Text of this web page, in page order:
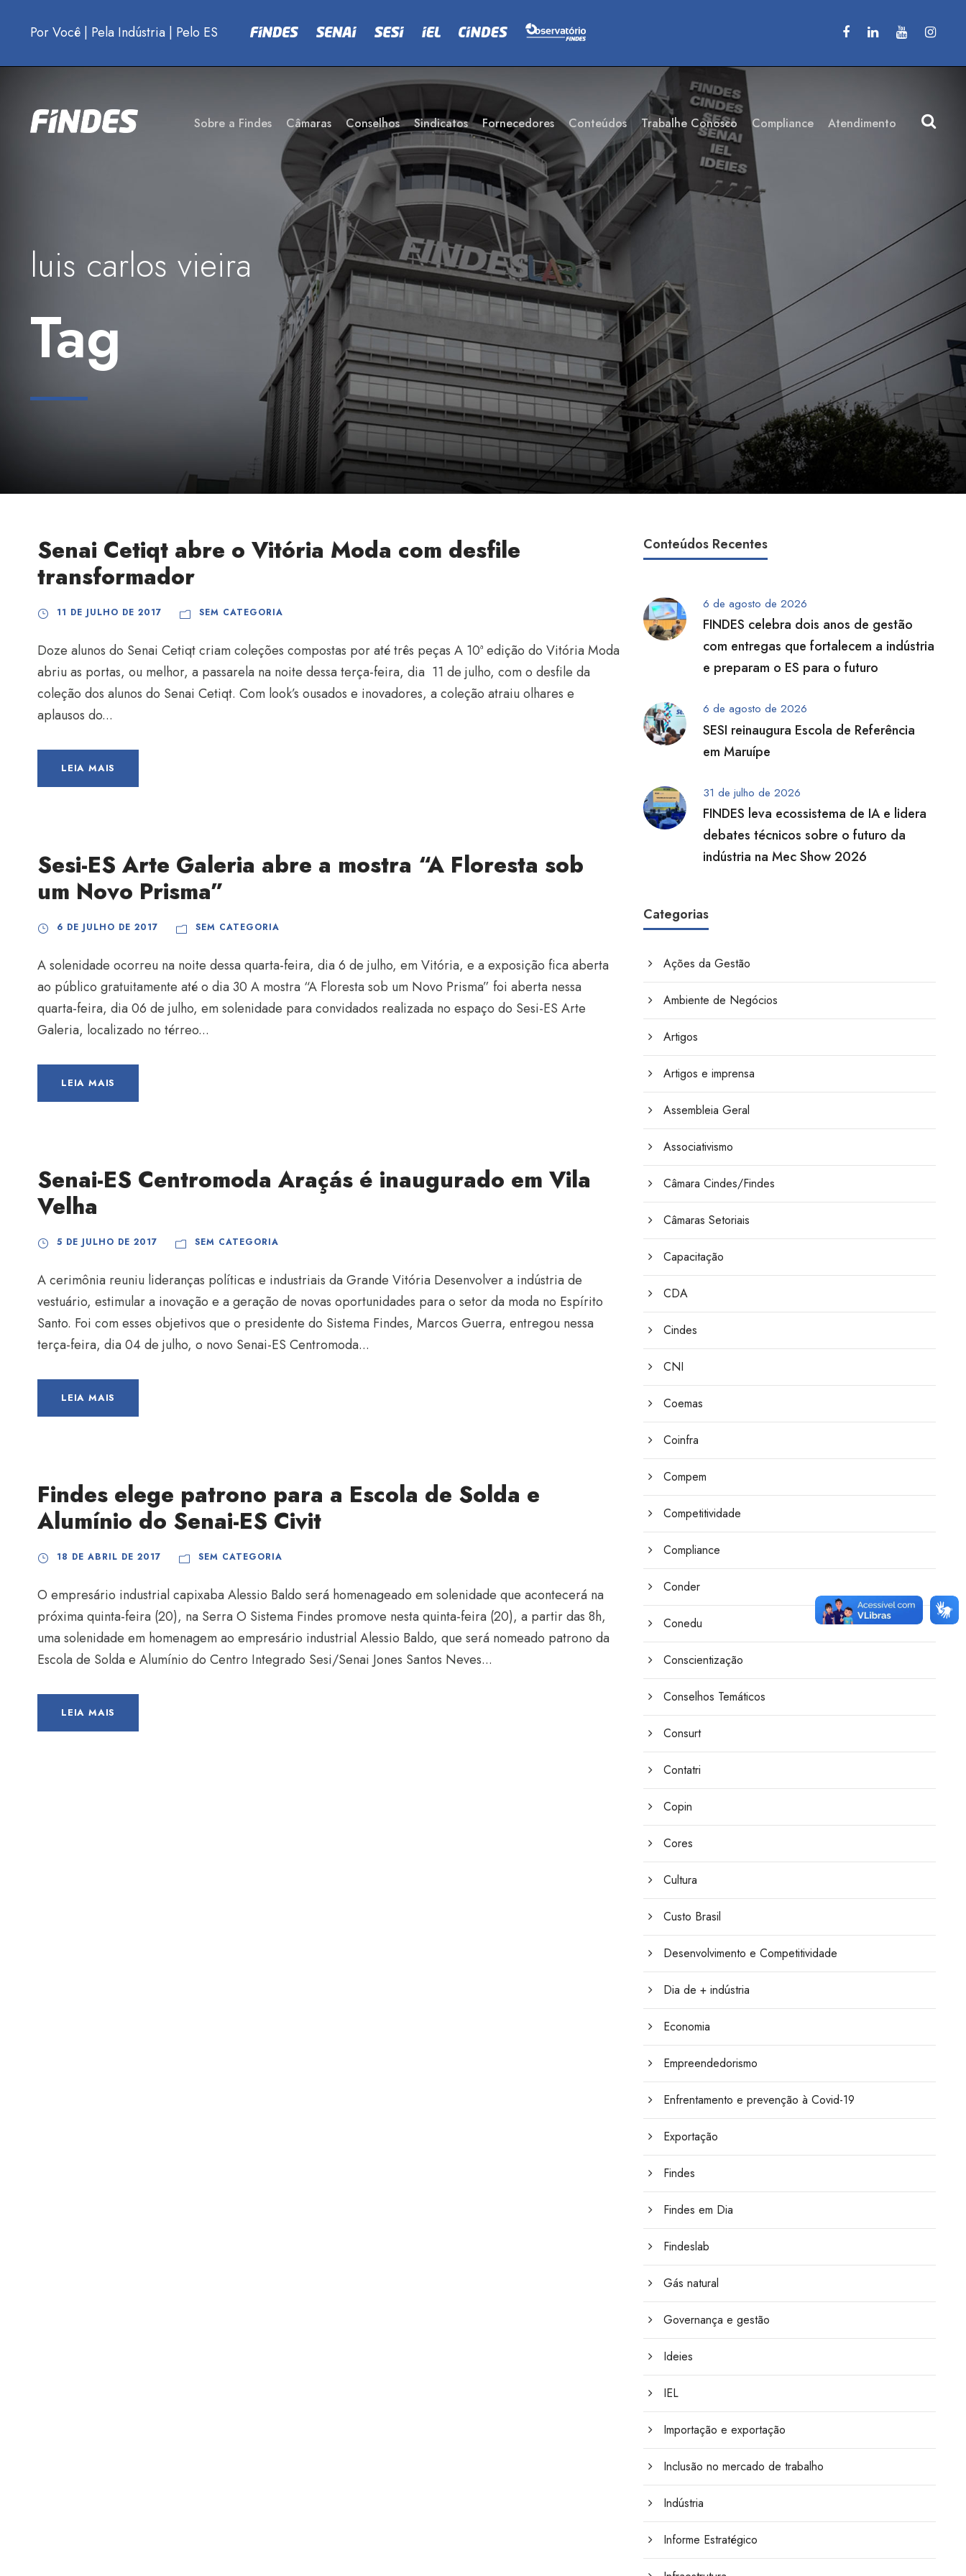
Por Você | Pela Indústria | Pelo ES
Sobre a Findes Câmaras Conselhos Sindicatos Fornecedores Conteúdos Trabalhe Conosco Compliance Atendimento
luis carlos vieira
Tag
Senai Cetiqt abre o Vitória Moda com desfile
transformador
11 DE JULHO DE 2017 SEM CATEGORIA
Doze alunos do Senai Cetiqt criam coleções compostas por até três peças A 10ª edição do Vitória Moda
abriu as portas, ou melhor, a passarela na noite dessa terça-feira, dia 11 de julho, com o desfile da
coleção dos alunos do Senai Cetiqt. Com look’s ousados e inovadores, a coleção atraiu olhares e
aplausos do...
LEIA MAIS
Sesi-ES Arte Galeria abre a mostra “A Floresta sob
um Novo Prisma”
6 DE JULHO DE 2017 SEM CATEGORIA
A solenidade ocorreu na noite dessa quarta-feira, dia 6 de julho, em Vitória, e a exposição fica aberta
ao público gratuitamente até o dia 30 A mostra “A Floresta sob um Novo Prisma” foi aberta nessa
quarta-feira, dia 06 de julho, em solenidade para convidados realizada no espaço do Sesi-ES Arte
Galeria, localizado no térreo...
LEIA MAIS
Senai-ES Centromoda Araçás é inaugurado em Vila
Velha
5 DE JULHO DE 2017 SEM CATEGORIA
A cerimônia reuniu lideranças políticas e industriais da Grande Vitória Desenvolver a indústria de
vestuário, estimular a inovação e a geração de novas oportunidades para o setor da moda no Espírito
Santo. Foi com esses objetivos que o presidente do Sistema Findes, Marcos Guerra, entregou nessa
terça-feira, dia 04 de julho, o novo Senai-ES Centromoda...
LEIA MAIS
Findes elege patrono para a Escola de Solda e
Alumínio do Senai-ES Civit
18 DE ABRIL DE 2017 SEM CATEGORIA
O empresário industrial capixaba Alessio Baldo será homenageado em solenidade que acontecerá na
próxima quinta-feira (20), na Serra O Sistema Findes promove nesta quinta-feira (20), a partir das 8h,
uma solenidade em homenagem ao empresário industrial Alessio Baldo, que será nomeado patrono da
Escola de Solda e Alumínio do Centro Integrado Sesi/Senai Jones Santos Neves...
LEIA MAIS
Conteúdos Recentes
6 de agosto de 2026
FINDES celebra dois anos de gestão
com entregas que fortalecem a indústria
e preparam o ES para o futuro
6 de agosto de 2026
SESI reinaugura Escola de Referência
em Maruípe
31 de julho de 2026
FINDES leva ecossistema de IA e lidera
debates técnicos sobre o futuro da
indústria na Mec Show 2026
Categorias
Ações da Gestão
Ambiente de Negócios
Artigos
Artigos e imprensa
Assembleia Geral
Associativismo
Câmara Cindes/Findes
Câmaras Setoriais
Capacitação
CDA
Cindes
CNI
Coemas
Coinfra
Compem
Competitividade
Compliance
Conder
Conedu
Conscientização
Conselhos Temáticos
Consurt
Contatri
Copin
Cores
Cultura
Custo Brasil
Desenvolvimento e Competitividade
Dia de + indústria
Economia
Empreendedorismo
Enfrentamento e prevenção à Covid-19
Exportação
Findes
Findes em Dia
Findeslab
Gás natural
Governança e gestão
Ideies
IEL
Importação e exportação
Inclusão no mercado de trabalho
Indústria
Informe Estratégico